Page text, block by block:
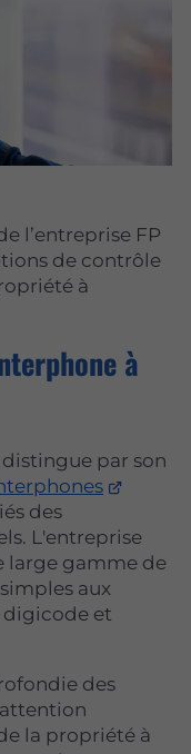
l’entreprise FP
de contrôle
à
à
par son
des
L'entreprise
large gamme de
aux
digicode et
des
la propriété à